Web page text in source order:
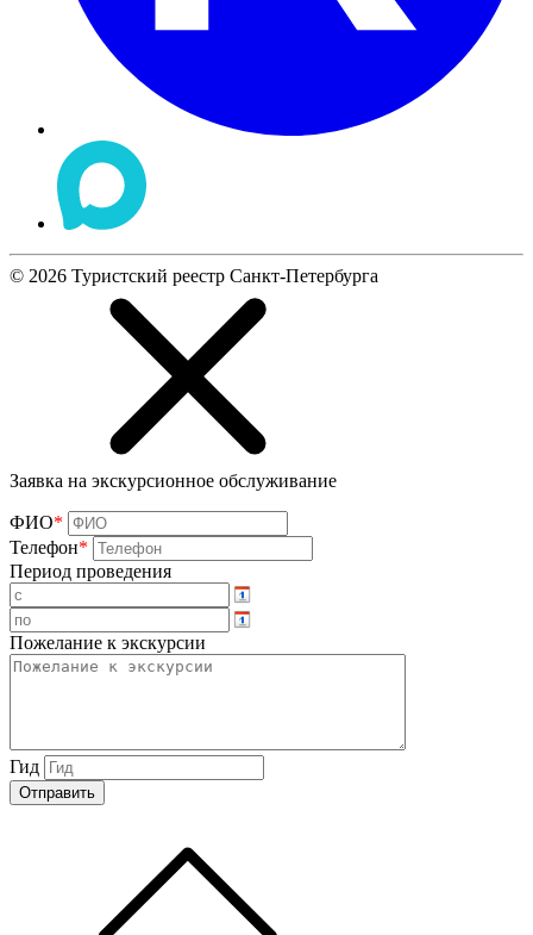
© 2026 Туристский реестр Санкт-Петербурга
Заявка на экскурсионное обслуживание
ФИО*
Телефон*
Период проведения
Пожелание к экскурсии
Гид